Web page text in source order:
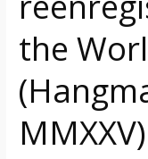
the
End
(Hangman’s
Hymn
MMXXV) »